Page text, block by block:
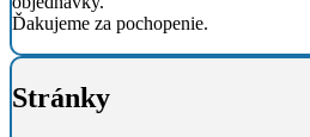
Ďakujeme za pochopenie.
Stránky